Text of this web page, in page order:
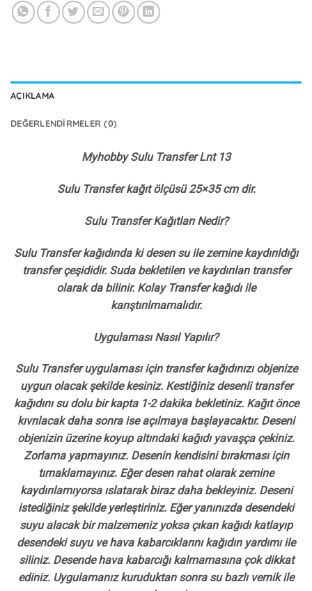
AÇIKLAMA
DEĞERLENDIRMELER (0)
Myhobby Sulu Transfer Lnt 13
Sulu Transfer kağıt ölçüsü 25×35 cm dir.
Sulu Transfer Kağıtları Nedir?
Sulu Transfer kağıdında ki desen su ile zemine kaydırıldığı
transfer çeşididir. Suda bekletilen ve kaydırılan transfer
olarak da bilinir. Kolay Transfer kağıdı ile
karıştırılmamalıdır.
Uygulaması Nasıl Yapılır?
Sulu Transfer uygulaması için transfer kağıdınızı objenize
uygun olacak şekilde kesiniz. Kestiğiniz desenli transfer
kağıdını su dolu bir kapta 1-2 dakika bekletiniz. Kağıt önce
kıvrılacak daha sonra ise açılmaya başlayacaktır. Deseni
objenizin üzerine koyup altındaki kağıdı yavaşça çekiniz.
Zorlama yapmayınız. Desenin kendisini bırakması için
tırnaklamayınız. Eğer desen rahat olarak zemine
kaydırılamıyorsa ıslatarak biraz daha bekleyiniz. Deseni
istediğiniz şekilde yerleştiriniz. Eğer yanınızda desendeki
suyu alacak bir malzemeniz yoksa çıkan kağıdı katlayıp
desendeki suyu ve hava kabarcıklarını kağıdın yardımı ile
siliniz. Desende hava kabarcığı kalmamasına çok dikkat
ediniz. Uygulamanız kuruduktan sonra su bazlı vernik ile